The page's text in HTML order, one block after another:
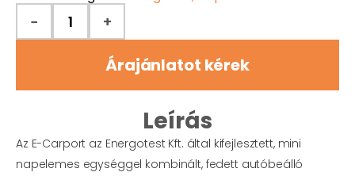
− +
Árajánlatot kérek
Leírás
Az E-Carport az Energotest Kft. által kifejlesztett, mini
napelemes egységgel kombinált, fedett autóbeálló